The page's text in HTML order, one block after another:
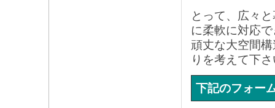
とって、広々
に柔軟に対応
頑丈な大空間
りを考えて下
下記のフォー